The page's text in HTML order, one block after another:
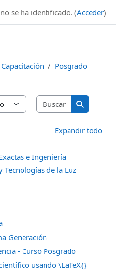
búsqueda de entrada
se ha identificado. (Acceder)
Capacitación Posgrado
Buscar
Buscar
Expandir todo
e Ingeniería
Tecnologías de la Luz
Generación
- Curso Posgrado
usando \LaTeX{}